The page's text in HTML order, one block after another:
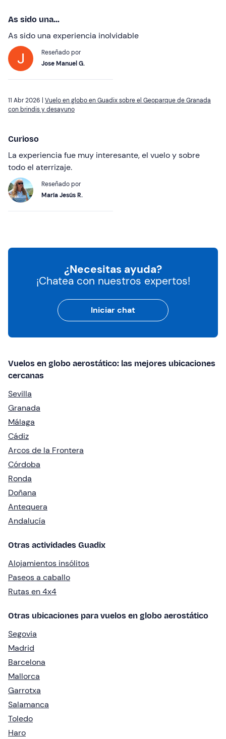
As sido una...
As sido una experiencia inolvidable
Reseñado por
Jose Manuel G.
11 Abr 2026 | Vuelo en globo en Guadix sobre el Geoparque de Granada
con brindis y desayuno
Curioso
La experiencia fue muy interesante, el vuelo y sobre
todo el aterrizaje.
Reseñado por
María Jesús R.
¿Necesitas ayuda?
¡Chatea con nuestros expertos!
Iniciar chat
Vuelos en globo aerostático: las mejores ubicaciones
cercanas
Sevilla
Granada
Málaga
Cádiz
Arcos de la Frontera
Córdoba
Ronda
Doñana
Antequera
Andalucía
Otras actividades Guadix
Alojamientos insólitos
Paseos a caballo
Rutas en 4x4
Otras ubicaciones para vuelos en globo aerostático
Segovia
Madrid
Barcelona
Mallorca
Garrotxa
Salamanca
Toledo
Haro